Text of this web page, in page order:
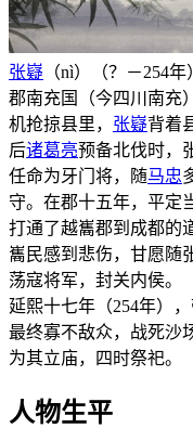
张嶷 （nì）（？－254年
郡南充国（今四川南充
机抢掠县里， 张嶷背着
后诸葛亮预备北伐时，
任命为牙门将，随马忠
守。在郡十五年，平定
打通了越巂郡到成都的
巂民感到悲伤，甘愿随
荡寇将军，封关内侯。
延熙十七年（254年）
最终寡不敌众，战死沙
为其立庙，四时祭祀。
人物生平